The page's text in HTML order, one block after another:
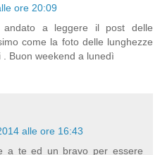
ore 20:09
a leggere il post delle
come la foto delle lunghezze
Buon weekend a lunedì
alle ore 16:43
a te ed un bravo per essere